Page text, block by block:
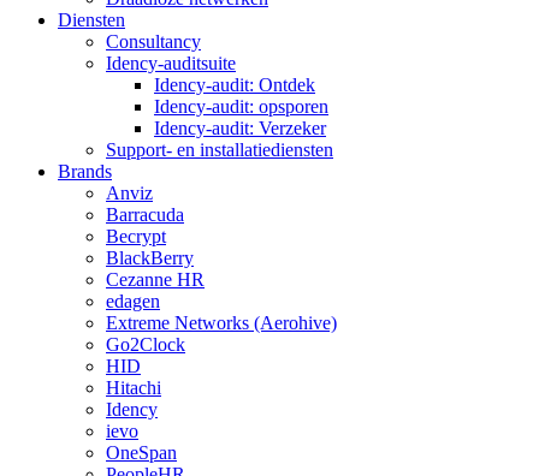
Diensten
Consultancy
Idency-auditsuite
Idency-audit: Ontdek
Idency-audit: opsporen
Idency-audit: Verzeker
Support- en installatiediensten
Brands
Anviz
Barracuda
Becrypt
BlackBerry
Cezanne HR
edagen
Extreme Networks (Aerohive)
Go2Clock
HID
Hitachi
Idency
ievo
OneSpan